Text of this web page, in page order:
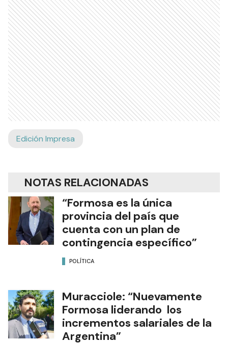
Edición Impresa
NOTAS RELACIONADAS
“Formosa es la única
provincia del país que
cuenta con un plan de
contingencia específico”
POLÍTICA
Muracciole: “Nuevamente
Formosa liderando los
incrementos salariales de la
Argentina”